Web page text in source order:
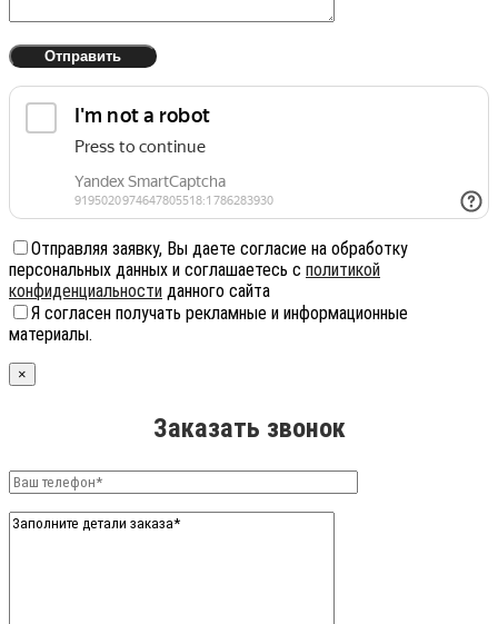
Отправляя заявку, Вы даете согласие на обработку
персональных данных и соглашаетесь с политикой
конфиденциальности данного сайта
Я согласен получать рекламные и информационные
материалы.
×
Заказать звонок